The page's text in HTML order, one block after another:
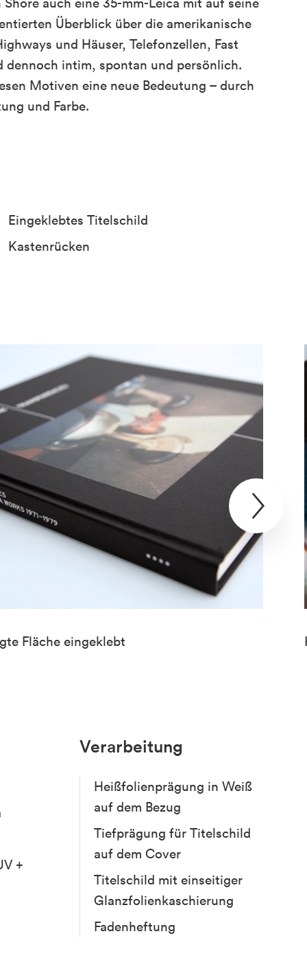
Überblick über die amerikanische
und Häuser, Telefonzellen, Fast
dennoch intim, spontan und persönlich.
Motiven eine neue Bedeutung – durch
und Farbe.
Eingeklebtes Titelschild
Kastenrücken
Fläche eingeklebt
+
Verarbeitung
Heißfolienprägung in Weiß
auf dem Bezug
Tiefprägung für Titelschild
auf dem Cover
Titelschild mit einseitiger
Glanzfolienkaschierung
Fadenheftung